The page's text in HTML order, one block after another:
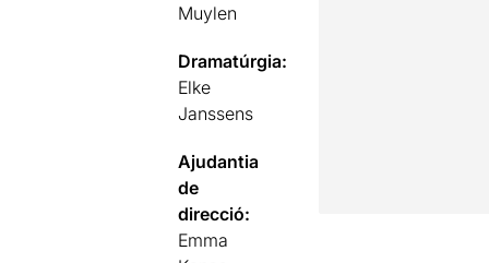
Muylen
Dramatúrgia:
Elke
Janssens
Ajudantia
de
direcció:
Emma